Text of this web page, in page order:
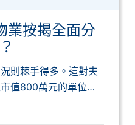
業按揭全面分
則棘手得多。這對夫
值800萬元的單位，